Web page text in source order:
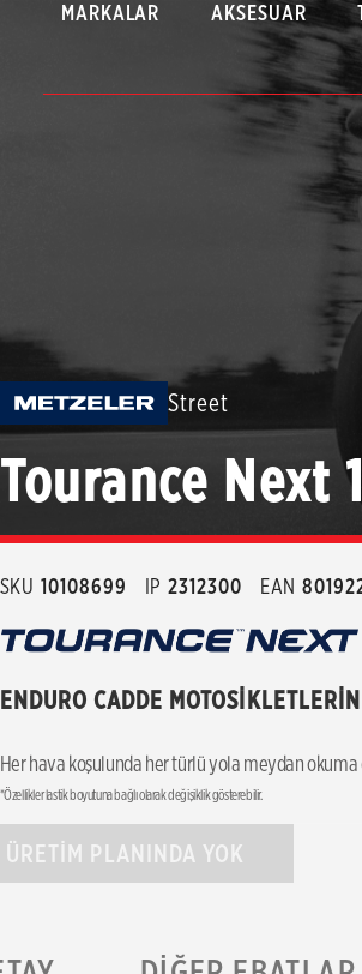
MARKALAR AKSESUAR
Street
Tourance Next
SKU 10108699 IP 2312300 EAN
ENDURO CADDE
Her hava koşulunda her türlü yola meydan
*Özellikler lastik boyutuna bağlı olarak değişiklik gösterebilir.
ÜRETİM PLANINDA YOK